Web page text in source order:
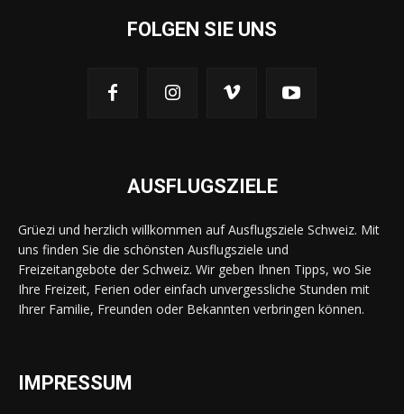
FOLGEN SIE UNS
AUSFLUGSZIELE
Grüezi und herzlich willkommen auf Ausflugsziele Schweiz. Mit
uns finden Sie die schönsten Ausflugsziele und
Freizeitangebote der Schweiz. Wir geben Ihnen Tipps, wo Sie
Ihre Freizeit, Ferien oder einfach unvergessliche Stunden mit
Ihrer Familie, Freunden oder Bekannten verbringen können.
IMPRESSUM